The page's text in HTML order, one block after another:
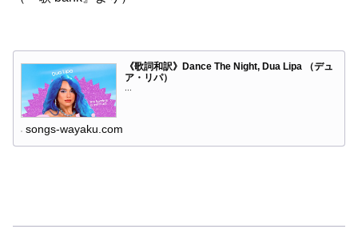
《歌詞和訳》Dance The Night, Dua Lipa （デュ
ア・リパ）
songs-wayaku.com